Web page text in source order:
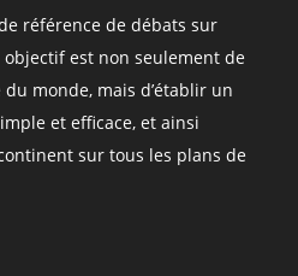
référence de débats sur
est non seulement de
monde, mais d’établir un
et efficace, et ainsi
sur tous les plans de